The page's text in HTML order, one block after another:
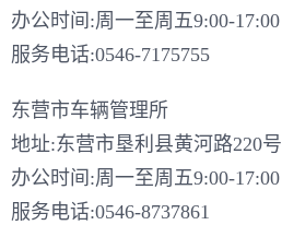
办公时间:周一至周五9:00-17:00
服务电话:0546-7175755
东营市车辆管理所
地址:东营市垦利县黄河路220号
办公时间:周一至周五9:00-17:00
服务电话:0546-8737861